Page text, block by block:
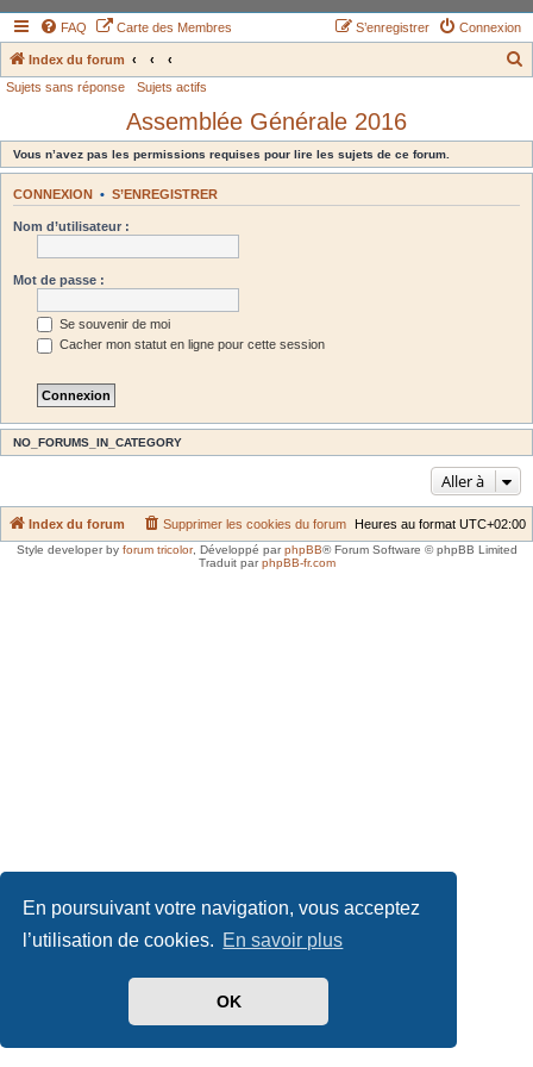
En poursuivant votre navigation, vous acceptez
l’utilisation de cookies. En savoir plus
OK
FAQ Carte des Membres Connexion
S’enregistrer
Index du forum
h
e
Sujets sans réponse Sujets actifs
Assemblée Générale 2016
Vous n’avez pas les permissions requises pour lire les sujets de ce forum.
CONNEXION • S’ENREGISTRER
Nom d’utilisateur :
Mot de passe :
Se souvenir de moi
Cacher mon statut en ligne pour cette session
NO_FORUMS_IN_CATEGORY
Aller à
Index du forum Heures au format UTC+02:00
Supprimer les cookies du forum
Style developer by forum tricolor, Développé parphpBB® Forum Software © phpBB Limited
Traduit parphpBB-fr.com